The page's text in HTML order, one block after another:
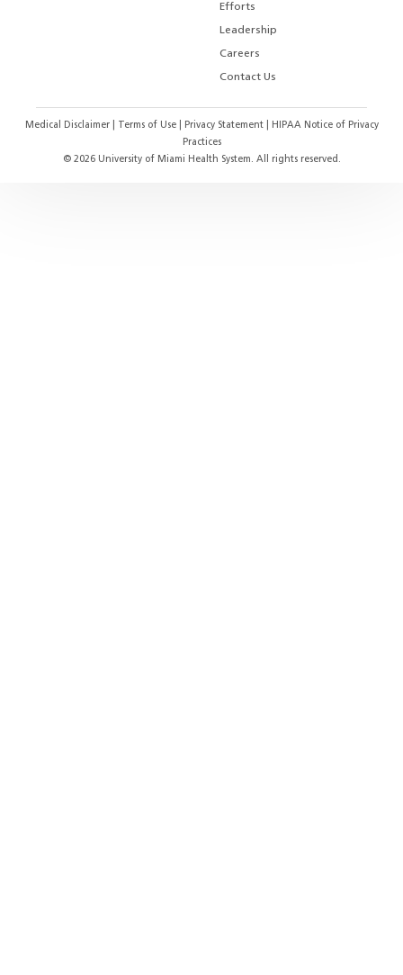
Efforts
Leadership
Careers
Contact Us
Medical Disclaimer Terms of Use Privacy Statement
HIPAA Notice of Privacy
Practices
© 2026University of Miami Health System. All rights reserved.